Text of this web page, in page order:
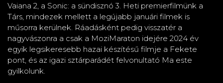
Vaiana 2, a Sonic: a sündisznó 3. Heti premierfilmünk a
Társ, mindezek mellett a legújabb januári filmek is
műsorra kerülnek. Ráadásként pedig visszatér a
nagyvászonra a csak a MoziMaraton idejére 2024 év
egyik legsikeresebb hazai készítésű filmje a Fekete
pont, és az igazi sztárparádét felvonultató Ma este
gyilkolunk.